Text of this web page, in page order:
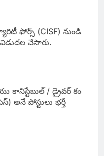
ఫోర్స్ (CISF) నుండి
చేసారు.
కానిస్టేబుల్ / డ్రైవర్ కం
అనే పోస్టులు భర్తీ